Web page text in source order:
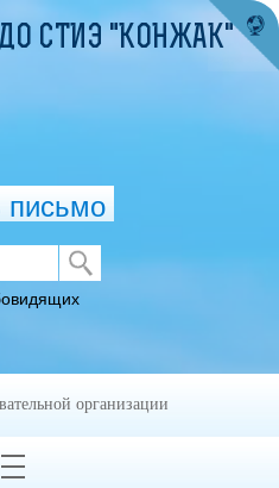
2022"
СТИЭ "КОНЖАК"
письмо
организации